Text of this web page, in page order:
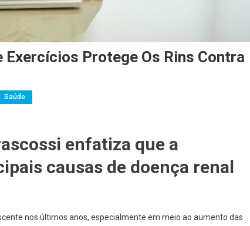
Protege Os Rins Contra
Saúde
enfatiza que a
causas de doença renal
nos últimos anos, especialmente em meio ao aumento das